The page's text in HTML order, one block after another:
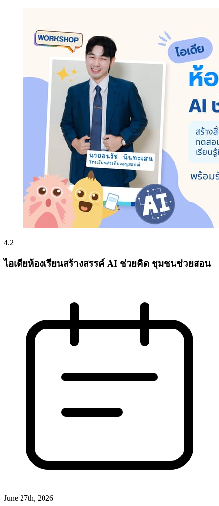
4.2
ไอเดียห้องเรียนสร้างสรรค์ AI ช่วยคิด ชุมชนช่วยสอน
June 27th, 2026